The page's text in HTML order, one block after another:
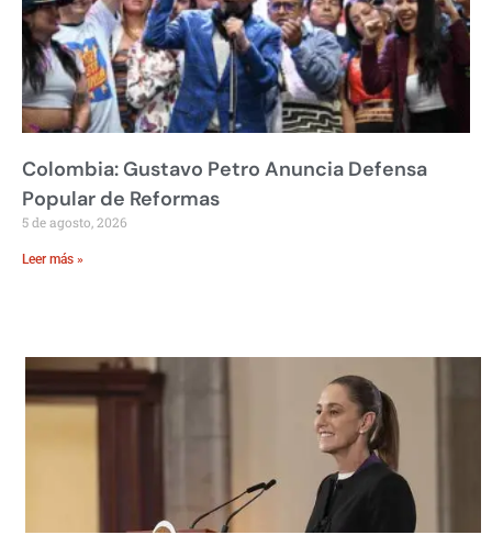
Colombia: Gustavo Petro Anuncia Defensa
Popular de Reformas
5 de agosto, 2026
Leer más »